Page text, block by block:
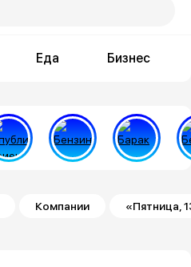
Еда Бизнес
Компании «Пятница,